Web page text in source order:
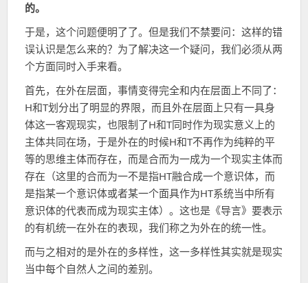
的。
于是，这个问题便明了了。但是我们不禁要问：这样的错
误认识是怎么来的？为了解决这一个疑问，我们必须从两
个方面同时入手来看。
首先，在外在层面，事情变得完全和内在层面上不同了：
H和T划分出了明显的界限，而且外在层面上只有一具身
体这一客观现实，也限制了H和T同时作为现实意义上的
主体共同在场，于是外在的时候H和T不再作为纯粹的平
等的思维主体而存在，而是合而为一成为一个现实主体而
存在（这里的合而为一不是指HT融合成一个意识体，而
是指某一个意识体或者某一个面具作为HT系统当中所有
意识体的代表而成为现实主体）。这也是《导言》要表示
的有机统一在外在的表现，我们称之为外在的统一性。
而与之相对的是外在的多样性，这一多样性其实就是现实
当中每个自然人之间的差别。